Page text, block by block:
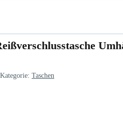
Kategorie: Taschen